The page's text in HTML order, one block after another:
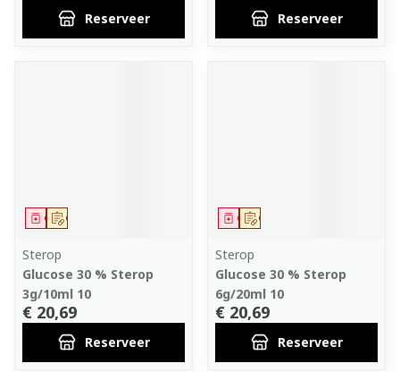
Reserveer Reserveer
Op voorschrift
Geneesmiddel
Sterop
Glucose 30 % Sterop
3g/10ml 10
€ 20,69
Reserveer
Op voorschrift
Geneesmiddel
Sterop
Glucose 30 % Sterop
6g/20ml 10
€ 20,69
Reserveer